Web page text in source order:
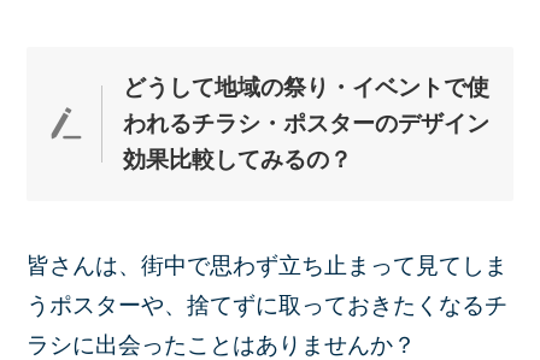
どうして地域の祭り・イベントで使
われるチラシ・ポスターのデザイン
効果比較してみるの？
皆さんは、街中で思わず立ち止まって見てしま
うポスターや、捨てずに取っておきたくなるチ
ラシに出会ったことはありませんか？